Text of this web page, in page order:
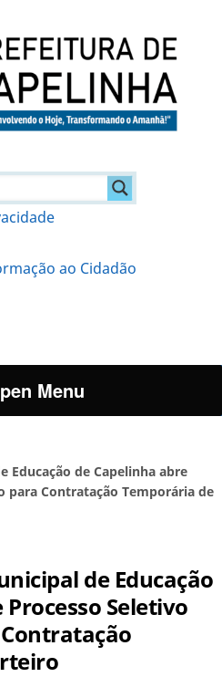
ao Cidadão
Menu
Educação de Capelinha abre
para Contratação Temporária de
de Educação
Seletivo